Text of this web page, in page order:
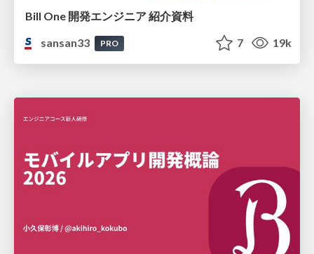
Bill One 開発エンジニア 紹介資料
sansan33
PRO 7 19k